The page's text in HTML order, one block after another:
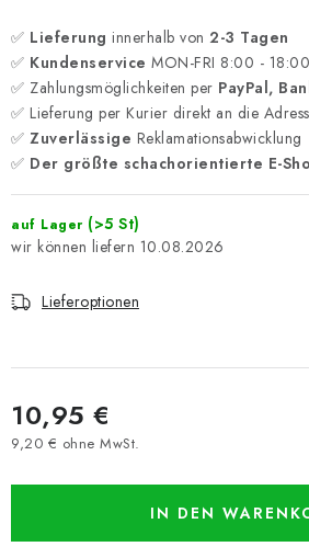
✅ Lieferung innerhalb von 2-3 Tagen
✅ Kundenservice MON-FRI 8:00 - 18:00
✅ Zahlungsmöglichkeiten per PayPal,
✅ Lieferung per Kurier direkt an die
✅ Zuverlässige Reklamationsabwicklung
✅ Der größte schachorientierte E-
auf Lager (>5 St)
10.08.2026
Lieferoptionen
10,95 €
9,20 € ohne MwSt.
IN DEN